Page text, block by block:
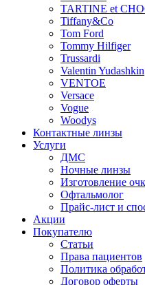
TARTINE et
Tiffany&Co
Tom Ford
Tommy Hilfiger
Trussardi
Valentin Yudashkin
VENTOE
Versace
Vogue
Woodys
Контактные линзы
Услуги
ДМС
Ночные линзы
Изготовление
Офтальмолог
Прайс-лист и
Акции
Покупателю
Статьи
Права пациентов
Политика
Договор оферты